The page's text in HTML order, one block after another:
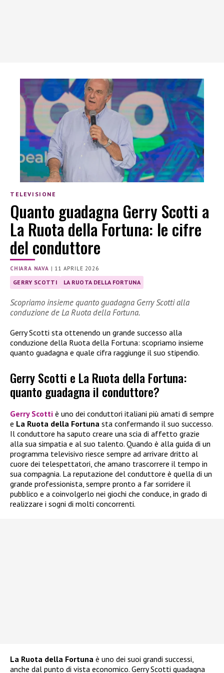
TELEVISIONE
Quanto guadagna Gerry Scotti a
La Ruota della Fortuna: le cifre
del conduttore
CHIARA NAVA | 11 APRILE 2026
GERRY SCOTTI LA RUOTA DELLA FORTUNA
Scopriamo insieme quanto guadagna Gerry Scotti alla
conduzione de La Ruota della Fortuna.
Gerry Scotti sta ottenendo un grande successo alla
conduzione della Ruota della Fortuna: scopriamo insieme
quanto guadagna e quale cifra raggiunge il suo stipendio.
Gerry Scotti e La Ruota della Fortuna:
quanto guadagna il conduttore?
Gerry Scotti è uno dei conduttori italiani più amati di sempre
e La Ruota della Fortuna sta confermando il suo successo.
Il conduttore ha saputo creare una scia di affetto grazie
alla sua simpatia e al suo talento. Quando è alla guida di un
programma televisivo riesce sempre ad arrivare dritto al
cuore dei telespettatori, che amano trascorrere il tempo in
sua compagnia. La reputazione del conduttore è quella di un
grande professionista, sempre pronto a far sorridere il
pubblico e a coinvolgerlo nei giochi che conduce, in grado di
realizzare i sogni di molti concorrenti.
La Ruota della Fortuna è uno dei suoi grandi successi,
anche dal punto di vista economico. Gerry Scotti guadagna